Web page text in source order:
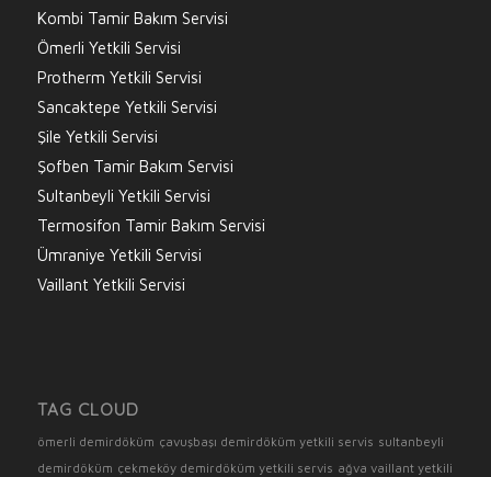
Kombi Tamir Bakım Servisi
Ömerli Yetkili Servisi
Protherm Yetkili Servisi
Sancaktepe Yetkili Servisi
Şile Yetkili Servisi
Şofben Tamir Bakım Servisi
Sultanbeyli Yetkili Servisi
Termosifon Tamir Bakım Servisi
Ümraniye Yetkili Servisi
Vaillant Yetkili Servisi
TAG CLOUD
ömerli demirdöküm çavuşbaşı demirdöküm yetkili servis sultanbeyli
demirdöküm çekmeköy demirdöküm yetkili servis ağva vaillant yetkili